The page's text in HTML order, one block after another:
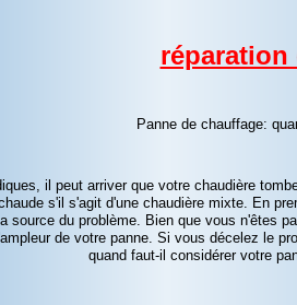
réparation
Panne de chauffage:
il peut arriver que votre chaudière
s'il s'agit d'une chaudière mixte. En
source du problème. Bien que vous n'êtes
de votre panne. Si vous décelez le
quand faut-il considérer votre